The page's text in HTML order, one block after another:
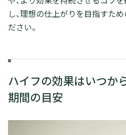
し、理想の仕上がりを目指すた
ださい。
ハイフの効果はいつか
期間の目安